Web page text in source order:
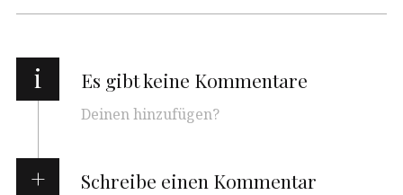
i Es gibt keine Kommentare
Deinen hinzufügen?
Schreibe einen Kommentar